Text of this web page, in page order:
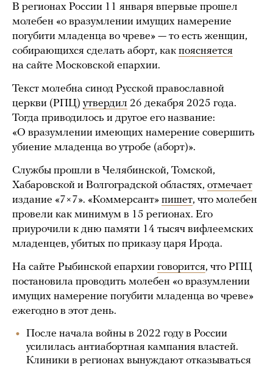
В регионах России 11 января впервые прошел
молебен «о вразумлении имущих намерение
погубити младенца во чреве» — то есть женщин,
собирающихся сделать аборт, как поясняется
на сайте Московской епархии.
Текст молебна синод Русской православной
церкви (РПЦ) утвердил 26 декабря 2025 года.
Тогда приводилось и другое его название:
«О вразумлении имеющих намерение совершить
убиение младенца во утробе (аборт)».
Службы прошли в Челябинской, Томской,
Хабаровской и Волгоградской областях, отмечает
издание «7×7». «Коммерсант» пишет, что молебен
провели как минимум в 15 регионах. Его
приурочили к дню памяти 14 тысяч вифлеемских
младенцев, убитых по приказу царя Ирода.
На сайте Рыбинской епархии говорится, что РПЦ
постановила проводить молебен «о вразумлении
имущих намерение погубити младенца во чреве»
ежегодно в этот день.
После начала войны в 2022 году в России
усилилась антиабортная кампания властей.
Клиники в регионах вынуждают отказываться